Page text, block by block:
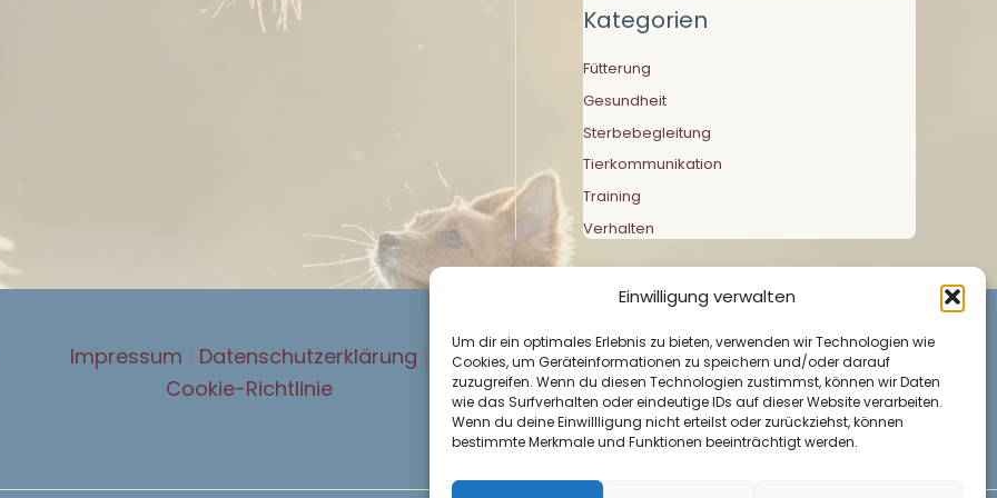
Einwilligung verwalten
Um dir ein optimales Erlebnis zu bieten, verwenden wir Technologien wie
Cookies, um Geräteinformationen zu speichern und/oder darauf
zuzugreifen. Wenn du diesen Technologien zustimmst, können wir Daten
wie das Surfverhalten oder eindeutige IDs auf dieser Website verarbeiten.
Wenn du deine Einwillligung nicht erteilst oder zurückziehst, können
bestimmte Merkmale und Funktionen beeinträchtigt werden.
Kategorien
Fütterung
Gesundheit
Sterbebegleitung
Tierkommunikation
Training
Verhalten
Impressum | Datenschutzerklärung |
Cookie-Richtlinie